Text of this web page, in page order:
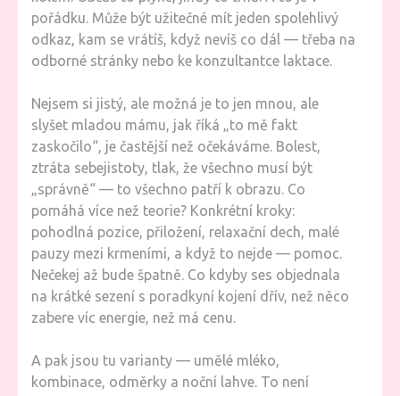
pořádku. Může být užitečné mít jeden spolehlivý
odkaz, kam se vrátíš, když nevíš co dál — třeba na
odborné stránky nebo ke konzultantce laktace.
Nejsem si jistý, ale možná je to jen mnou, ale
slyšet mladou mámu, jak říká „to mě fakt
zaskočilo“, je častější než očekáváme. Bolest,
ztráta sebejistoty, tlak, že všechno musí být
„správně“ — to všechno patří k obrazu. Co
pomáhá více než teorie? Konkrétní kroky:
pohodlná pozice, přiložení, relaxační dech, malé
pauzy mezi krmeními, a když to nejde — pomoc.
Nečekej až bude špatně. Co kdyby ses objednala
na krátké sezení s poradkyní kojení dřív, než něco
zabere víc energie, než má cenu.
A pak jsou tu varianty — umělé mléko,
kombinace, odměrky a noční lahve. To není